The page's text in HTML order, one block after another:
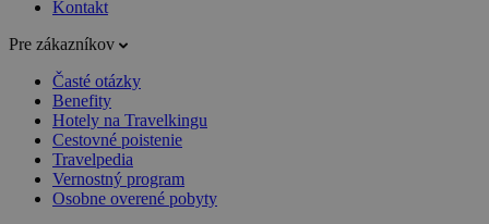
Kontakt
Pre zákazníkov
Časté otázky
Benefity
Hotely na Travelkingu
Cestovné poistenie
Travelpedia
Vernostný program
Osobne overené pobyty